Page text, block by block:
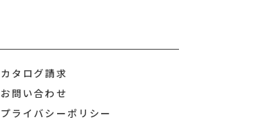
カタログ請求
お問い合わせ
プライバシーポリシー